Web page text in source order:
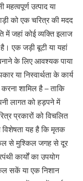
उत्पाद या
को एक चरित्र की मदद
में जहां कोई व्यक्ति इलाज
एक जड़ी बूटी या यहां
के लिए आवश्यक पाया
या निस्वार्थता के कार्य
शामिल है – ताकि
लागत को हड़पने में
प्रकारों को विचलित
यह है कि मृतक
से मुश्किल जगह से दूर
कार्यों का उपयोग
सकें या एक निशान